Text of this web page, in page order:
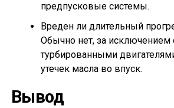
предпусковые системы.
Вреден ли длительный
Обычно нет, за исключением
турбированными
утечек масла во впуск.
Вывод